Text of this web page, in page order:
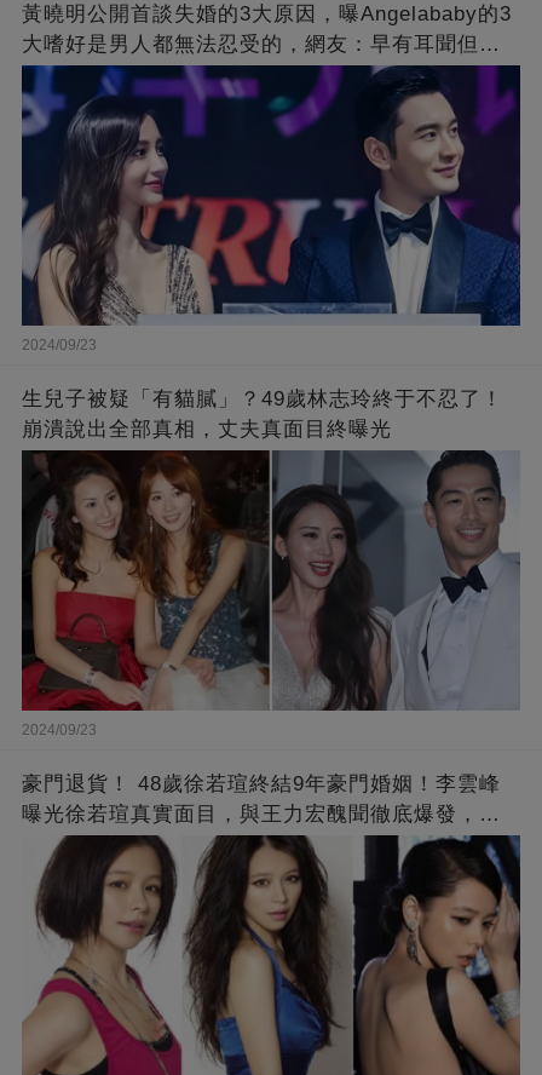
黃曉明公開首談失婚的3大原因，曝Angelababy的3
大嗜好是男人都無法忍受的，網友：早有耳聞但想
不到那麼嚴重！
2024/09/23
生兒子被疑「有貓膩」？49歲林志玲終于不忍了！
崩潰說出全部真相，丈夫真面目終曝光
2024/09/23
豪門退貨！ 48歲徐若瑄終結9年豪門婚姻！李雲峰
曝光徐若瑄真實面目，與王力宏醜聞徹底爆發，原
來李靚蕾說的都是真的 ！